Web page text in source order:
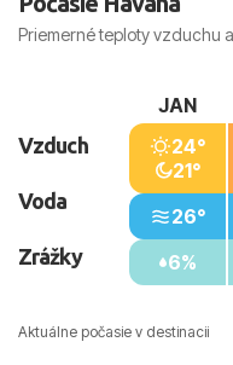
Priemerné teploty vzduchu
Aktuálne počasie v destinacii
Vzduch
Voda
Zrážky
JAN
24°
21°
26°
6%